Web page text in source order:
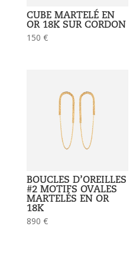
CUBE MARTELÉ EN
OR 18K SUR CORDON
150 €
BOUCLES D’OREILLES
#2 MOTIFS OVALES
MARTELÉS EN OR
18K
890 €